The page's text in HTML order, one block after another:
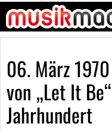
06. März
von „Let It
Jahrhundert